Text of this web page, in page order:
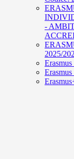
-
2025/